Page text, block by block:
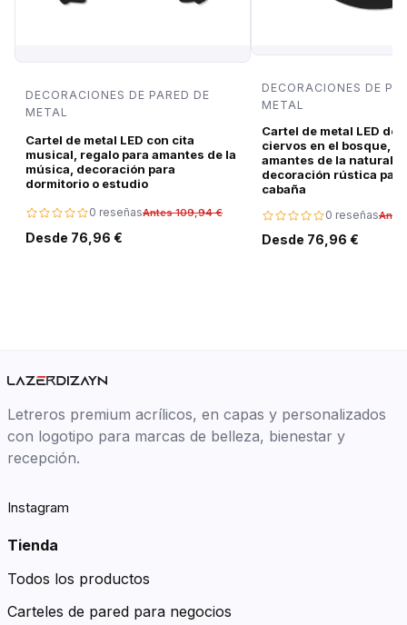
DECORACIONES DE PARED DE
METAL
Cartel de metal LED con cita
musical, regalo para amantes de la
música, decoración para
dormitorio o estudio
0 reseñasAntes 109,94 €
Desde 76,96 €
DECORACIONES DE
METAL
Cartel de metal LED de
ciervos en el bosque,
amantes de la
decoración rústica
cabaña
0 reseñas
Desde 76,96 €
Letreros premium acrílicos, en capas y personalizados
con logotipo para marcas de belleza, bienestar y
recepción.
Instagram
Tienda
Todos los productos
Carteles de pared para negocios